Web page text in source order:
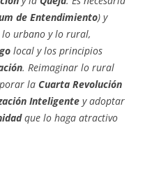
de Entendimiento) y
urbano y lo rural,
local y los principios
. Reimaginar lo rural
la Cuarta Revolución
Inteligente y adoptar
que lo haga atractivo